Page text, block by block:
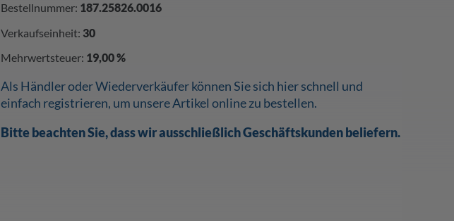
Bestellnummer: 187.25826.0016
Verkaufseinheit: 30
Mehrwertsteuer: 19,00 %
Als Händler oder Wiederverkäufer können Sie sich hier schnell und
einfach registrieren, um unsere Artikel online zu bestellen.
Bitte beachten Sie, dass wir ausschließlich Geschäftskunden beliefern.